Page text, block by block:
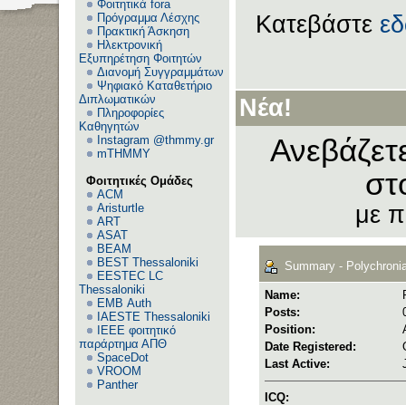
Φοιτητικά fora
Πρόγραμμα Λέσχης
Πρακτική Άσκηση
Ηλεκτρονική
Εξυπηρέτηση Φοιτητών
Διανομή Συγγραμμάτων
Ψηφιακό Καταθετήριο
Διπλωματικών
Πληροφορίες
Καθηγητών
Instagram @thmmy.gr
mTHMMY
Φοιτητικές Ομάδες
ACM
Aristurtle
ART
ASAT
BEAM
BEST Thessaloniki
EESTEC LC
Thessaloniki
EΜΒ Auth
IAESTE Thessaloniki
IEEE φοιτητικό
παράρτημα ΑΠΘ
SpaceDot
VROOM
Panther
Κατεβάστε
Νέα!
με
Summary -
Name:
Posts:
Position:
Date Registered:
Last Active:
ICQ: